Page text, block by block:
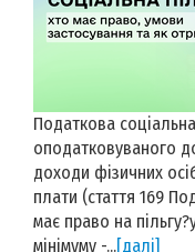
Податкова
оподатковуваного
доходи фізичних
плати (стаття 169
має право на
мінімуму -...[далі]